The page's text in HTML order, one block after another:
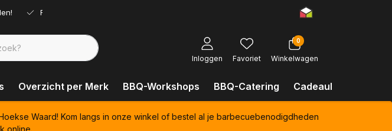
Ruim assortiment!
Inloggen Favoriet
0
Winkelwagen
Overzicht per Merk BBQ-Workshops BBQ-Catering Cadeaubonnen
Waard! Kom langs in onze winkel of bestel al je barbecuebenodigdheden
online.